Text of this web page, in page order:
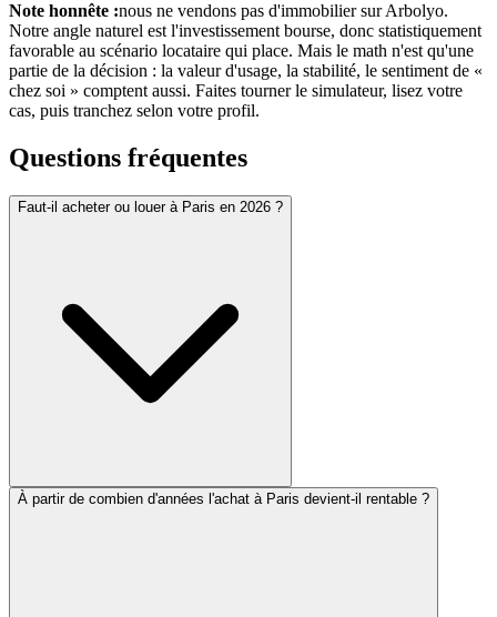
Note honnête :nous ne vendons pas d'immobilier sur Arbolyo.
Notre angle naturel est l'investissement bourse, donc statistiquement
favorable au scénario locataire qui place. Mais le math n'est qu'une
partie de la décision : la valeur d'usage, la stabilité, le sentiment de «
chez soi » comptent aussi. Faites tourner le simulateur, lisez votre
cas, puis tranchez selon votre profil.
Questions fréquentes
Faut-il acheter ou louer à Paris en 2026 ?
À partir de combien d'années l'achat à Paris devient-il rentable ?